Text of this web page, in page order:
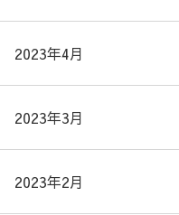
2023年4月
2023年3月
2023年2月